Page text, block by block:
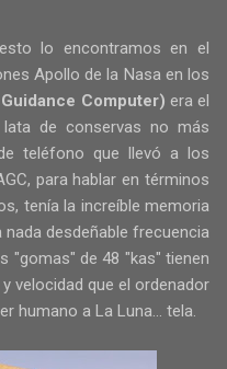
lo encontramos en el
Apollo de la Nasa en los
Computer) era el
de conservas no más
teléfono que llevó a los
para hablar en términos
tenía la increíble memoria
nada desdeñable frecuencia
"gomas" de 48 "kas" tienen
velocidad que el ordenador
humano a La Luna... tela.